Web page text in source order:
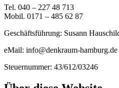
Tel. 040 – 227 48 713
Mobil. 0171 – 485 62 87
Geschäftsführung: Susann
eMail: info@denkraum-hamburg.de
Steuernummer: 43/612/03246